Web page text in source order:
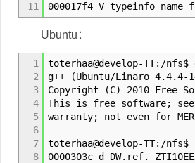
11
000017f4 V typeinfo name
Ubuntu：
1
2
3
4
5
6
7
8
toterhaa@develop-TT:/
g++ (Ubuntu/Linaro 4.4.4-
Copyright (C) 2010 Free
This is free software;
warranty; not even for
toterhaa@develop-TT:/
0000303c d